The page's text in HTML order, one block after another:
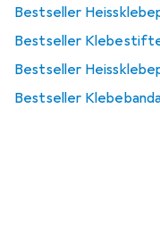
Bestseller
Bestseller
Bestseller
Bestseller